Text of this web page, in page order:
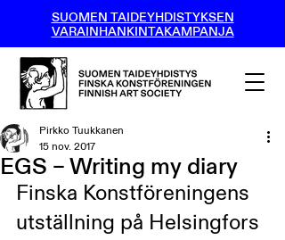
SUOMEN TAIDEYHDISTYKSEN
VARAINHANKINTAKAMPANJA
EGS – Writing my diary
Pirkko Tuukkanen
15 nov. 2017
Finska Konstföreningens
utställning på Helsingfors